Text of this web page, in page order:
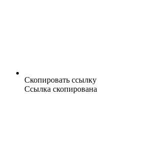
Скопировать ссылку
Ссылка скопирована